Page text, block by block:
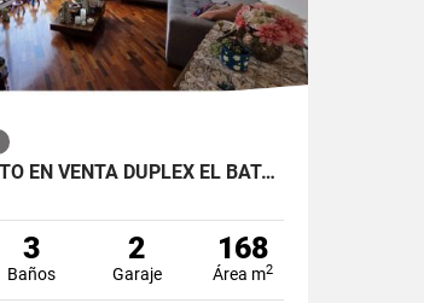
APARTAMENTO EN VENTA DÚPLEX EL BATÁN
3
Baños
2
Garaje
168
Área m2